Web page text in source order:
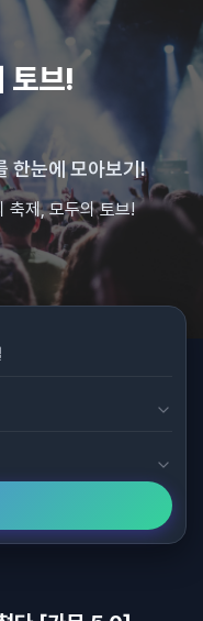
토브!
한눈에 모아보기!
축제, 모두의 토브!